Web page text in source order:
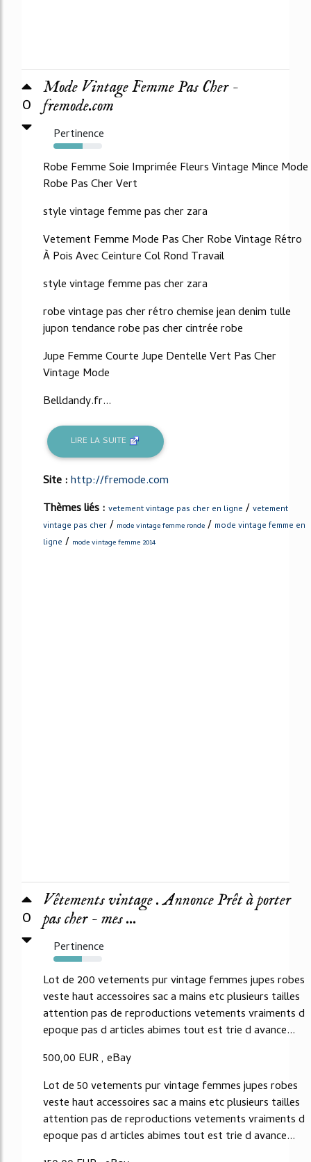
0
Mode Vintage Femme Pas Cher -
fremode.com
Pertinence
60%
Robe Femme Soie Imprimée Fleurs Vintage Mince Mode
Robe Pas Cher Vert
style vintage femme pas cher zara
Vetement Femme Mode Pas Cher Robe Vintage Rétro
À Pois Avec Ceinture Col Rond Travail
style vintage femme pas cher zara
robe vintage pas cher rétro chemise jean denim tulle
jupon tendance robe pas cher cintrée robe
Jupe Femme Courte Jupe Dentelle Vert Pas Cher
Vintage Mode
Belldandy.fr...
LIRE LA SUITE
Site :http://fremode.com
Thèmes liés : vetement vintage pas cher en ligne / vetement
vintage pas cher / mode vintage femme ronde / mode vintage femme en
ligne / mode vintage femme 2014
0
Vêtements vintage . Annonce Prêt à porter
pas cher - mes ...
Pertinence
59%
Lot de 200 vetements pur vintage femmes jupes robes
veste haut accessoires sac a mains etc plusieurs tailles
attention pas de reproductions vetements vraiments d
epoque pas d articles abimes tout est trie d avance...
500,00 EUR , eBay
Lot de 50 vetements pur vintage femmes jupes robes
veste haut accessoires sac a mains etc plusieurs tailles
attention pas de reproductions vetements vraiments d
epoque pas d articles abimes tout est trie d avance...